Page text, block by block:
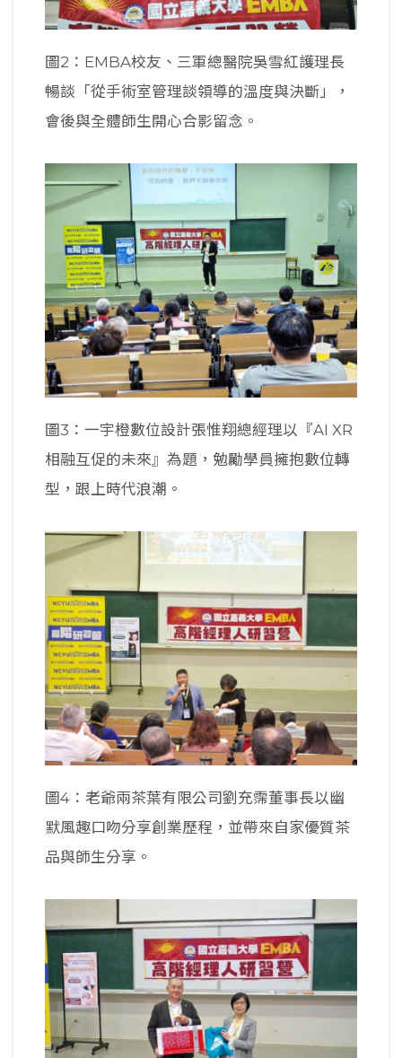
圖2：EMBA校友、三軍總醫院吳雪紅護理長
暢談「從手術室管理談領導的溫度與決斷」，
會後與全體師生開心合影留念。
圖3：一宇橙數位設計張惟翔總經理以『AI XR
相融互促的未來』為題，勉勵學員擁抱數位轉
型，跟上時代浪潮。
圖4：老爺兩茶葉有限公司劉充霈董事長以幽
默風趣口吻分享創業歷程，並帶來自家優質茶
品與師生分享。